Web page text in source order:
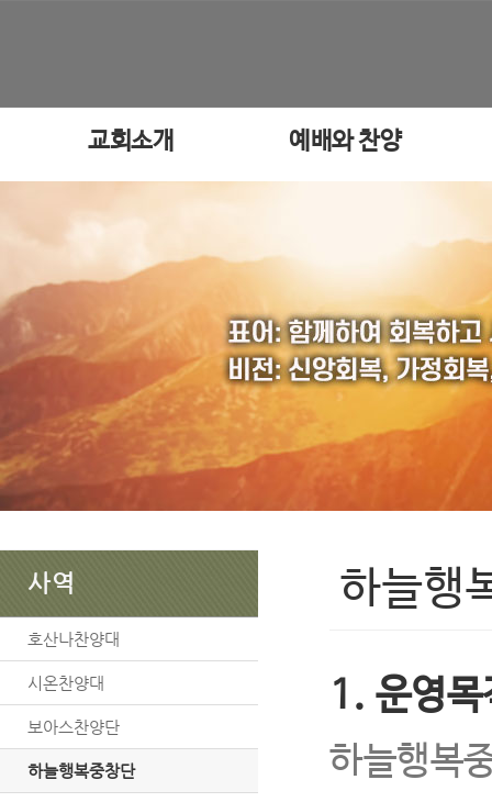
교회소개 예배와 찬양
사역
호산나찬양대
시온찬양대
보아스찬양단
하늘행복중창단
하늘행
1. 운영목
하늘행복